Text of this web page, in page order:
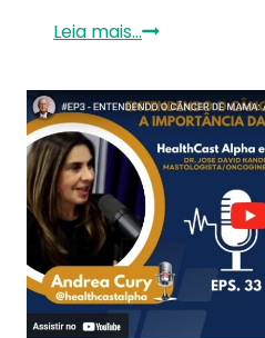
Leia mais...